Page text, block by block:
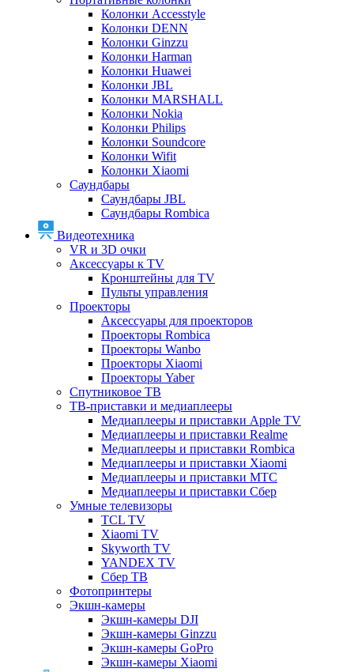
Колонки Accesstyle
Колонки DENN
Колонки Ginzzu
Колонки Harman
Колонки Huawei
Колонки JBL
Колонки MARSHALL
Колонки Nokia
Колонки Philips
Колонки Soundcore
Колонки Wifit
Колонки Xiaomi
Саундбары
Саундбары JBL
Саундбары Rombica
Видеотехника
VR и 3D очки
Аксессуары к TV
Кронштейны для TV
Пульты управления
Проекторы
Аксессуары для проекторов
Проекторы Rombica
Проекторы Wanbo
Проекторы Xiaomi
Проекторы Yaber
Спутниковое ТВ
ТВ-приставки и медиаплееры
Медиаплееры и приставки Apple TV
Медиаплееры и приставки Realme
Медиаплееры и приставки Rombica
Медиаплееры и приставки Xiaomi
Медиаплееры и приставки МТС
Медиаплееры и приставки Сбер
Умные телевизоры
TCL TV
Xiaomi TV
Skyworth TV
YANDEX TV
Сбер ТВ
Фотопринтеры
Экшн-камеры
Экшн-камеры DJI
Экшн-камеры Ginzzu
Экшн-камеры GoPro
Экшн-камеры Xiaomi